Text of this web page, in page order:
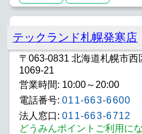
テックランド札幌発寒店
〒063-0831 北海道札幌市西
1069-21
営業時間: 10:00～20:00
電話番号: 011-663-6600
法人窓口: 011-663-6712
どうみんポイントご利用に